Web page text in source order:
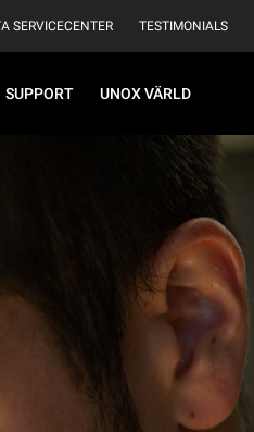
SERVICECENTER TESTIMONIALS
SUPPORT UNOX VÄRLD